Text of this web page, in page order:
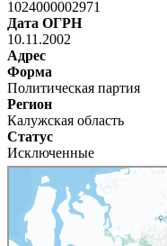
1024000002971
Дата ОГРН
10.11.2002
Адрес
Форма
Политическая партия
Регион
Калужская область
Статус
Исключенные